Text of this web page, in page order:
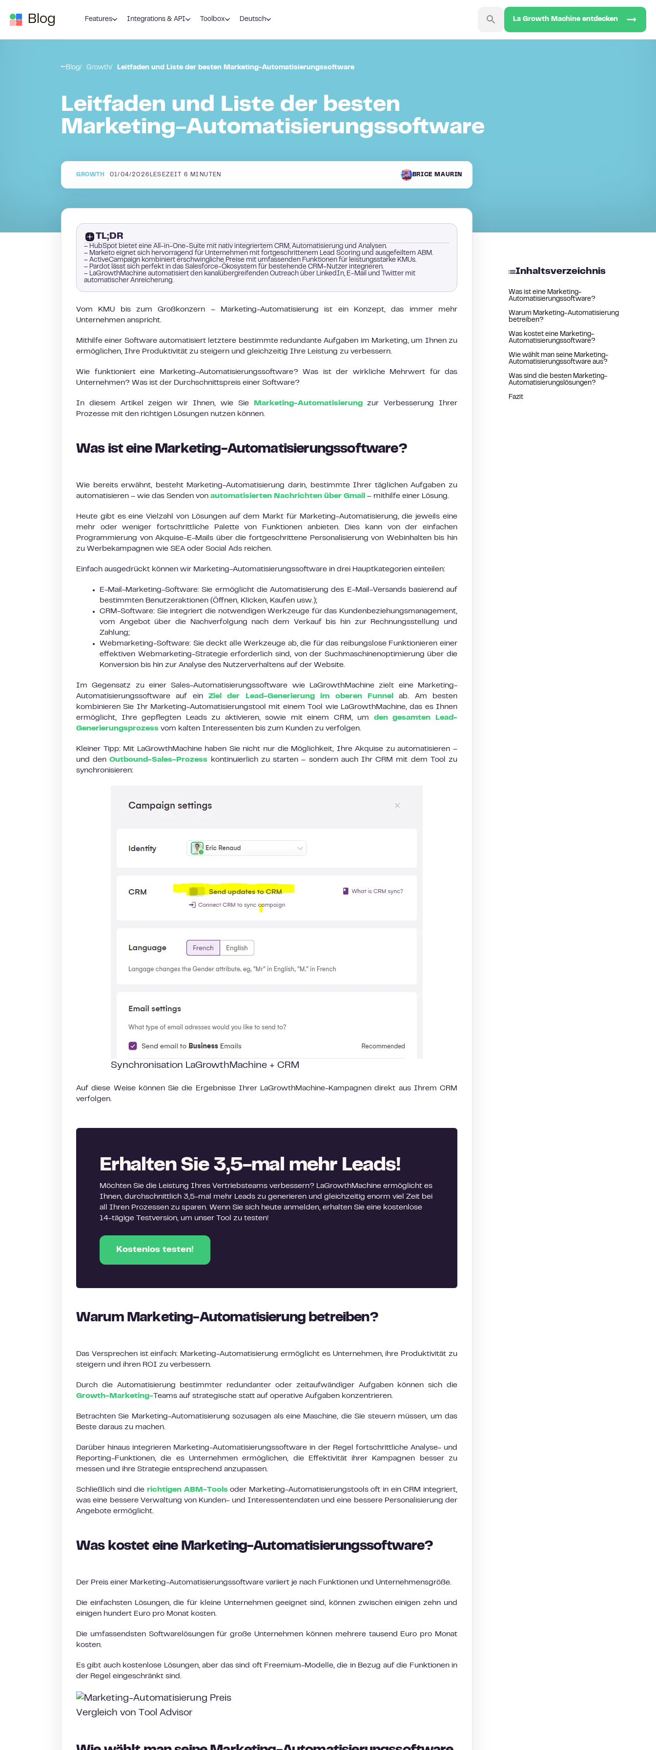
Blog Features Integrations & API Toolbox Deutsch La Growth Machine entdecken
Blog Growth Leitfaden und Liste der besten Marketing-Automatisierungssoftware
Leitfaden und Liste der besten
Marketing-Automatisierungssoftware
GROWTH 01/04/2026 LESEZEIT6 MINUTEN BRICE MAURIN
TL;DR
– HubSpot bietet eine All-in-One-Suite mit nativ integriertem CRM, Automatisierung und Analysen.
– Marketo eignet sich hervorragend für Unternehmen mit fortgeschrittenem Lead Scoring und ausgefeiltem ABM.
– ActiveCampaign kombiniert erschwingliche Preise mit umfassenden Funktionen für leistungsstarke KMUs.
– Pardot lässt sich perfekt in das Salesforce-Ökosystem für bestehende CRM-Nutzer integrieren.
– LaGrowthMachine automatisiert den kanalübergreifenden Outreach über LinkedIn, E-Mail und Twitter mit
automatischer Anreicherung.
Inhaltsverzeichnis
Was ist eine Marketing-
Automatisierungssoftware?
Warum Marketing-Automatisierung
betreiben?
Was kostet eine Marketing-
Automatisierungssoftware?
Wie wählt man seine Marketing-
Automatisierungssoftware aus?
Was sind die besten Marketing-
Automatisierungslösungen?
Fazit
Vom KMU bis zum Großkonzern – Marketing-Automatisierung ist ein Konzept, das immer mehr
Unternehmen anspricht.
Mithilfe einer Software automatisiert letztere bestimmte redundante Aufgaben im Marketing, um Ihnen zu
ermöglichen, Ihre Produktivität zu steigern und gleichzeitig Ihre Leistung zu verbessern.
Wie funktioniert eine Marketing-Automatisierungssoftware? Was ist der wirkliche Mehrwert für das
Unternehmen? Was ist der Durchschnittspreis einer Software?
In diesem Artikel zeigen wir Ihnen, wie Sie Marketing-Automatisierungzur Verbesserung Ihrer
Prozesse mit den richtigen Lösungen nutzen können.
Was ist eine Marketing-Automatisierungssoftware?
Wie bereits erwähnt, besteht Marketing-Automatisierung darin, bestimmte Ihrer täglichen Aufgaben zu
automatisieren – wie das Senden von automatisierten Nachrichten über Gmail – mithilfe einer Lösung.
Heute gibt es eine Vielzahl von Lösungen auf dem Markt für Marketing-Automatisierung, die jeweils eine
mehr oder weniger fortschrittliche Palette von Funktionen anbieten. Dies kann von der einfachen
Programmierung von Akquise-E-Mails über die fortgeschrittene Personalisierung von Webinhalten bis hin
zu Werbekampagnen wie SEA oder Social Ads reichen.
Einfach ausgedrückt können wir Marketing-Automatisierungssoftware in drei Hauptkategorien einteilen:
E-Mail-Marketing-Software: Sie ermöglicht die Automatisierung des E-Mail-Versands basierend auf
bestimmten Benutzeraktionen (Öffnen, Klicken, Kaufen usw.);
CRM-Software: Sie integriert die notwendigen Werkzeuge für das Kundenbeziehungsmanagement,
vom Angebot über die Nachverfolgung nach dem Verkauf bis hin zur Rechnungsstellung und
Zahlung;
Webmarketing-Software: Sie deckt alle Werkzeuge ab, die für das reibungslose Funktionieren einer
effektiven Webmarketing-Strategie erforderlich sind, von der Suchmaschinenoptimierung über die
Konversion bis hin zur Analyse des Nutzerverhaltens auf der Website.
Im Gegensatz zu einer Sales-Automatisierungssoftware wie LaGrowthMachine zielt eine Marketing-
Automatisierungssoftware auf einZiel der Lead-Generierung im oberen Funnel
ab. Am besten
kombinieren Sie Ihr Marketing-Automatisierungstool mit einem Tool wie LaGrowthMachine, das es Ihnen
ermöglicht, Ihre gepflegten Leads zu aktivieren, sowie mit einem CRM, um den gesamten Lead-
Generierungsprozess vom kalten Interessenten bis zum Kunden zu verfolgen.
Kleiner Tipp: Mit LaGrowthMachine haben Sie nicht nur die Möglichkeit, Ihre Akquise zu automatisieren –
und denOutbound-Sales-Prozess kontinuierlich zu starten – sondern auch Ihr CRM mit dem Tool zu
synchronisieren:
Synchronisation LaGrowthMachine + CRM
Auf diese Weise können Sie die Ergebnisse Ihrer LaGrowthMachine-Kampagnen direkt aus Ihrem CRM
verfolgen.
Erhalten Sie 3,5-mal mehr Leads!
Möchten Sie die Leistung Ihres Vertriebsteams verbessern? LaGrowthMachine ermöglicht es
Ihnen, durchschnittlich 3,5-mal mehr Leads zu generieren und gleichzeitig enorm viel Zeit bei
all Ihren Prozessen zu sparen. Wenn Sie sich heute anmelden, erhalten Sie eine kostenlose
14-tägige Testversion, um unser Tool zu testen!
Kostenlos testen!
Warum Marketing-Automatisierung betreiben?
Das Versprechen ist einfach: Marketing-Automatisierung ermöglicht es Unternehmen, ihre Produktivität zu
steigern und ihren ROI zu verbessern.
Durch die Automatisierung bestimmter redundanter oder zeitaufwändiger Aufgaben können sich die
Growth-Marketing- Teams auf strategische statt auf operative Aufgaben konzentrieren.
Betrachten Sie Marketing-Automatisierung sozusagen als eine Maschine, die Sie steuern müssen, um das
Beste daraus zu machen.
Darüber hinaus integrieren Marketing-Automatisierungssoftware in der Regel fortschrittliche Analyse- und
Reporting-Funktionen, die es Unternehmen ermöglichen, die Effektivität ihrer Kampagnen besser zu
messen und ihre Strategie entsprechend anzupassen.
Schließlich sind die richtigen ABM-Toolsoder Marketing-Automatisierungstools oft in ein CRM integriert,
was eine bessere Verwaltung von Kunden- und Interessentendaten und eine bessere Personalisierung der
Angebote ermöglicht.
Was kostet eine Marketing-Automatisierungssoftware?
Der Preis einer Marketing-Automatisierungssoftware variiert je nach Funktionen und Unternehmensgröße.
Die einfachsten Lösungen, die für kleine Unternehmen geeignet sind, können zwischen einigen zehn und
einigen hundert Euro pro Monat kosten.
Die umfassendsten Softwarelösungen für große Unternehmen können mehrere tausend Euro pro Monat
kosten.
Es gibt auch kostenlose Lösungen, aber das sind oft Freemium-Modelle, die in Bezug auf die Funktionen in
der Regel eingeschränkt sind.
Vergleich von Tool Advisor